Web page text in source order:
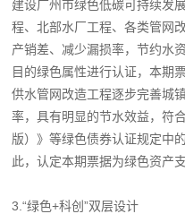
建设广州市绿色低碳可持续发
程、北部水厂工程、各类管网
产销差、减少漏损率，节约水
目的绿色属性进行认证，本期
供水管网改造工程逐步完善城
率，具有明显的节水效益，符
版）》等绿色债券认证规定中
此，认定本期票据为绿色资产
3.“绿色+科创”双层设计